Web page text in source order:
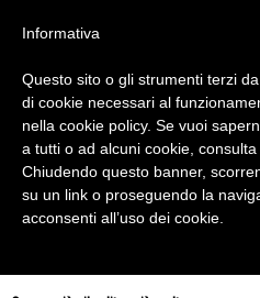
Home Tags Milan-Spezia
Tag: Milan-Spezia
Nessun Articolo
Informativa
Questo sito o gli strumenti terzi
di cookie necessari al
nella cookie policy. Se vuoi
a tutti o ad alcuni cookie, consulta
Chiudendo questo banner,
su un link o proseguendo la
acconsenti all’uso dei cookie.